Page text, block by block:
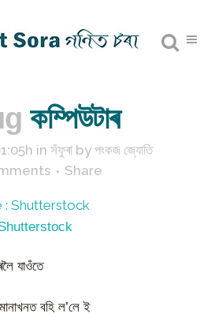
কম্পিউটাৰ
in সঁফুৰা by পংকজ জ্যোতি
Share
যাওঁতে
বহি ল’লে ই